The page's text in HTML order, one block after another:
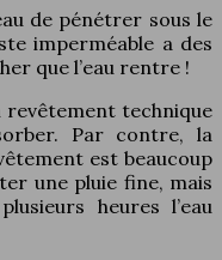
de pénétrer sous le
imperméable a des
que l’eau rentre !
technique
Par contre, la
est beaucoup
une pluie fine, mais
heures l’eau